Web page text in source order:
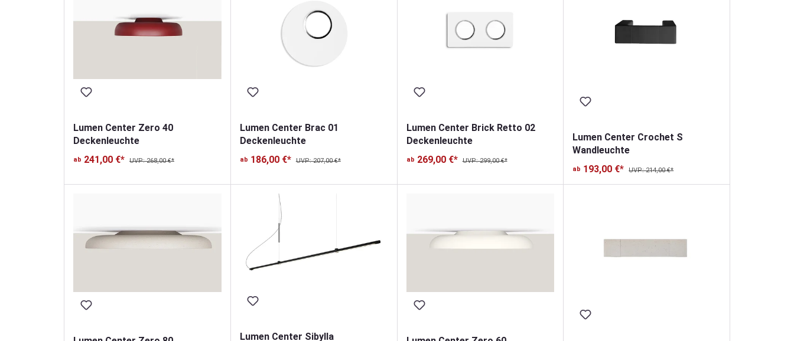
Lumen Center Zero 40
Deckenleuchte
ab 241,00 €* UVP: 268,00 €*
Lumen Center Brac 01
Deckenleuchte
ab 186,00 €* UVP: 207,00 €*
Lumen Center Brick Retto 02
Deckenleuchte
ab 269,00 €* UVP: 299,00 €*
Lumen Center Crochet S
Wandleuchte
ab 193,00 €* UVP: 214,00 €*
Lumen Center Sibylla